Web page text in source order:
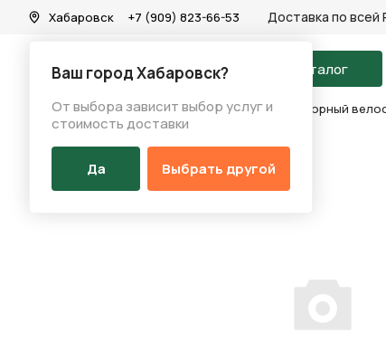
Хабаровск
Ваш город Хабаровск?
От выбора зависит выбор услуг и
стоимость доставки
Да Выбрать другой
+7 (909) 823-66-53 Доставка по всей
На главную Каталог
Каталог/Велосипеды/Горные велосипеды Горный